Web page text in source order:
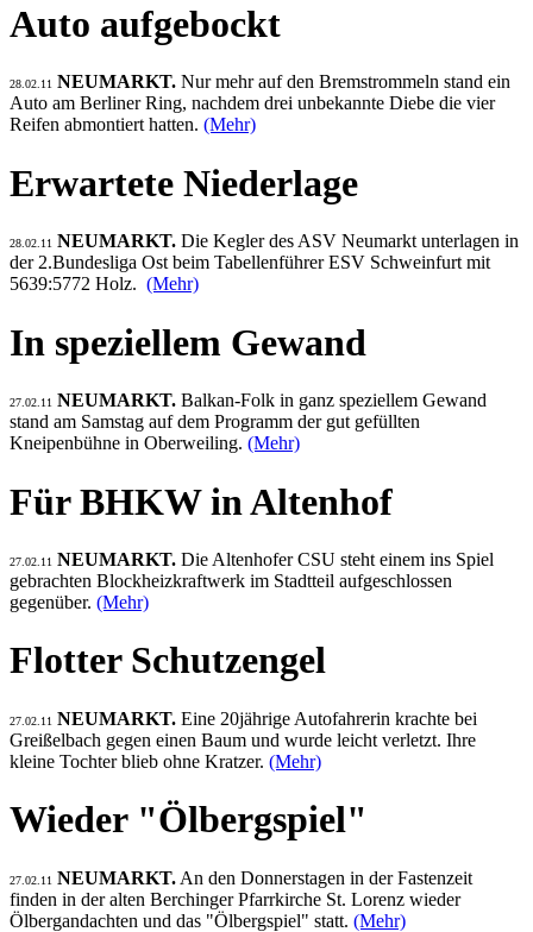
Auto aufgebockt
28.02.11 NEUMARKT. Nur mehr auf den Bremstrommeln stand ein
Auto am Berliner Ring, nachdem drei unbekannte Diebe die vier
Reifen abmontiert hatten. (Mehr)
Erwartete Niederlage
28.02.11 NEUMARKT. Die Kegler des ASV Neumarkt unterlagen in
der 2.Bundesliga Ost beim Tabellenführer ESV Schweinfurt mit
5639:5772 Holz. (Mehr)
In speziellem Gewand
27.02.11 NEUMARKT. Balkan-Folk in ganz speziellem Gewand
stand am Samstag auf dem Programm der gut gefüllten
Kneipenbühne in Oberweiling. (Mehr)
Für BHKW in Altenhof
27.02.11 NEUMARKT. Die Altenhofer CSU steht einem ins Spiel
gebrachten Blockheizkraftwerk im Stadtteil aufgeschlossen
gegenüber. (Mehr)
Flotter Schutzengel
27.02.11 NEUMARKT. Eine 20jährige Autofahrerin krachte bei
Greißelbach gegen einen Baum und wurde leicht verletzt. Ihre
kleine Tochter blieb ohne Kratzer. (Mehr)
Wieder "Ölbergspiel"
27.02.11 NEUMARKT. An den Donnerstagen in der Fastenzeit
finden in der alten Berchinger Pfarrkirche St. Lorenz wieder
Ölbergandachten und das "Ölbergspiel" statt. (Mehr)